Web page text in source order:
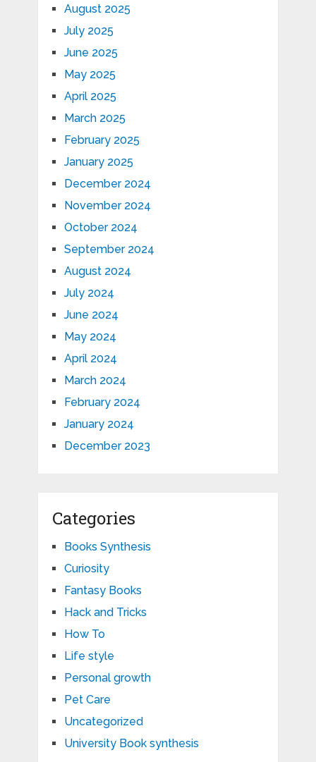
August 2025
July 2025
June 2025
May 2025
April 2025
March 2025
February 2025
January 2025
December 2024
November 2024
October 2024
September 2024
August 2024
July 2024
June 2024
May 2024
April 2024
March 2024
February 2024
January 2024
December 2023
Categories
Books Synthesis
Curiosity
Fantasy Books
Hack and Tricks
How To
Life style
Personal growth
Pet Care
Uncategorized
University Book synthesis